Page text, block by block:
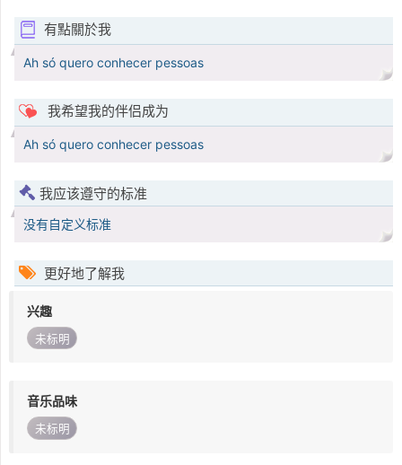
有點關於我
Ah só quero conhecer pessoas
我希望我的伴侣成为
Ah só quero conhecer pessoas
我应该遵守的标准
没有自定义标准
更好地了解我
兴趣
未标明
音乐品味
未标明